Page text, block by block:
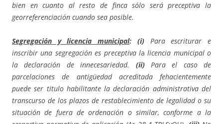
bien en cuanto al resto de finca sólo será preceptiva la
georreferenciación cuando sea posible.
Segregación y licencia municipal: (i)Para escriturar e
inscribir una segregación es preceptiva lalicencia municipal o
la declaración de innecesariedad.
(ii)Para el caso de
parcelaciones de antigüedad acreditada fehacientemente
puede ser titulo habilitante la declaración administrativa del
transcurso de los plazos de restablecimiento de legalidad o su
situación de fuera de ordenación o similar, conforme a la